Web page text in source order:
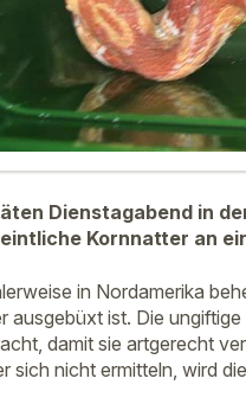
Dienstagabend in
Kornnatter an
in Nordamerika
ausgebüxt ist. Die
damit sie artgerecht
sich nicht ermitteln, wird